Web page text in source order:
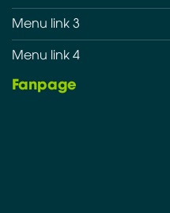
Menu link 3
Menu link 4
Fanpage